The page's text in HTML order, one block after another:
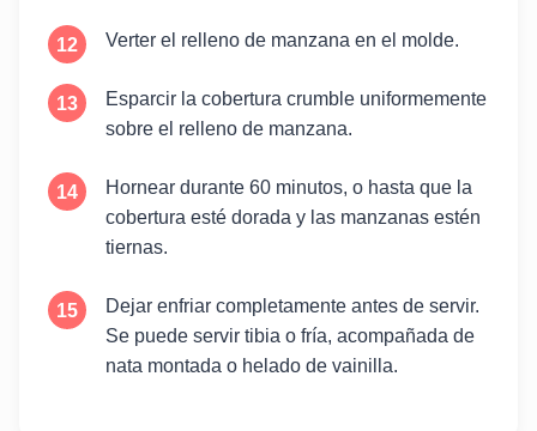
Verter el relleno de manzana en el molde.
Esparcir la cobertura crumble uniformemente
sobre el relleno de manzana.
Hornear durante 60 minutos, o hasta que la
cobertura esté dorada y las manzanas estén
tiernas.
Dejar enfriar completamente antes de servir.
Se puede servir tibia o fría, acompañada de
nata montada o helado de vainilla.